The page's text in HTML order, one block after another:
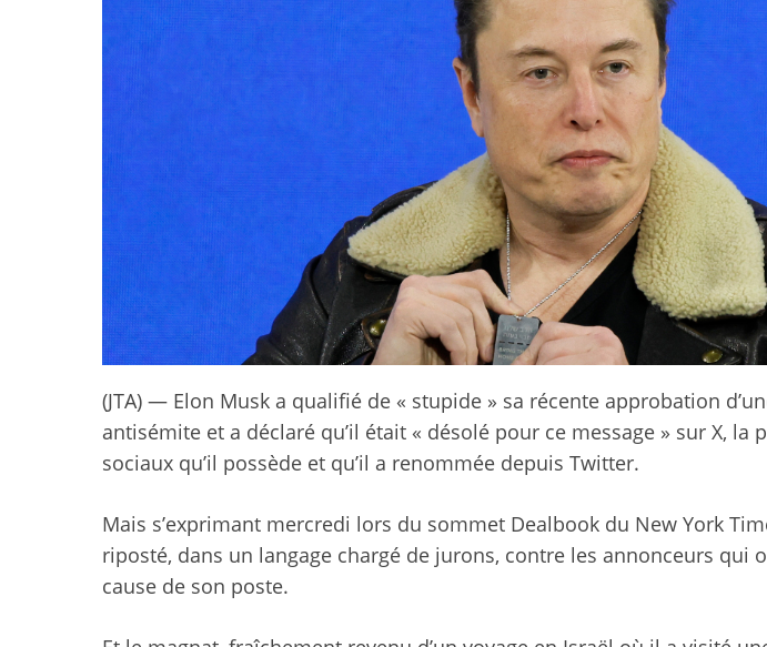
(JTA) — Elon Musk a qualifié de « stupide » sa récente approbation
antisémite et a déclaré qu’il était « désolé pour ce message » sur X, la
sociaux qu’il possède et qu’il a renommée depuis Twitter.
Mais s’exprimant mercredi lors du sommet Dealbook du New York
riposté, dans un langage chargé de jurons, contre les annonceurs qui
cause de son poste.